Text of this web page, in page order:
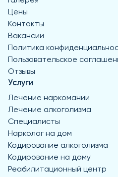
Цены
Контакты
Вакансии
Политика
Пользовательское
Отзывы
Услуги
Лечение наркомании
Лечение алкоголизма
Специалисты
Нарколог на дом
Кодирование алкоголизма
Кодирование на дому
Реабилитационный центр